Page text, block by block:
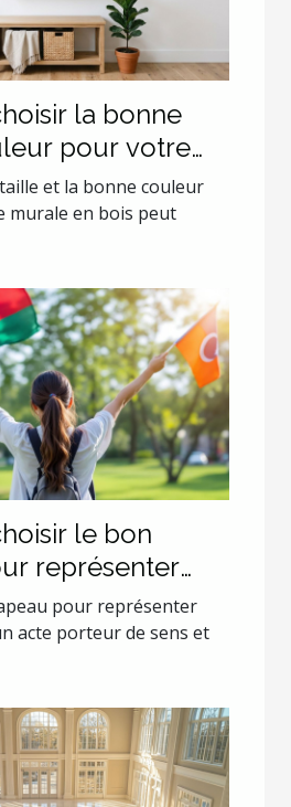
la bonne
pour votre
en bois ?
et la bonne couleur
murale en bois peut
le bon
représenter
pour représenter
acte porteur de sens et